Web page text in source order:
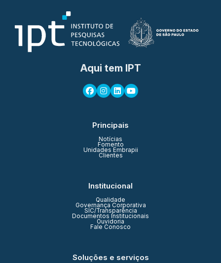
Aqui tem IPT
Principais
Notícias
Fomento
Unidades Embrapii
Clientes
Institucional
Qualidade
Governança Corporativa
SIC/Transparência
Documentos Institucionais
Ouvidoria
Fale Conosco
Soluções e serviços